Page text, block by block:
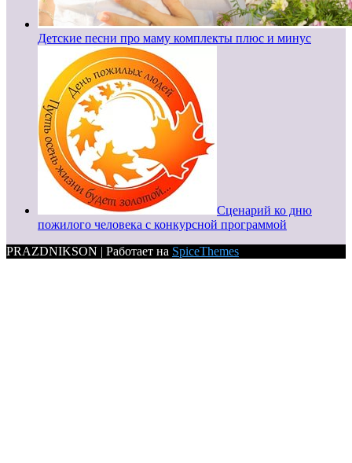
Детские песни про маму комплекты плюс и минус
Сценарий ко дню
пожилого человека с конкурсной программой
PRAZDNIKSON | Работает на SpiceThemes